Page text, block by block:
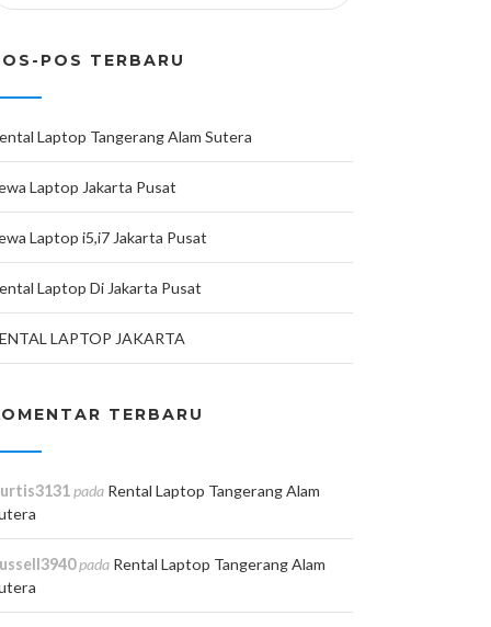
POS TERBARU
Laptop Tangerang Alam Sutera
Laptop Jakarta Pusat
Laptop i5,i7 Jakarta Pusat
Laptop Di Jakarta Pusat
LAPTOP JAKARTA
TERBARU
pada Rental Laptop Tangerang Alam
pada Rental Laptop Tangerang Alam